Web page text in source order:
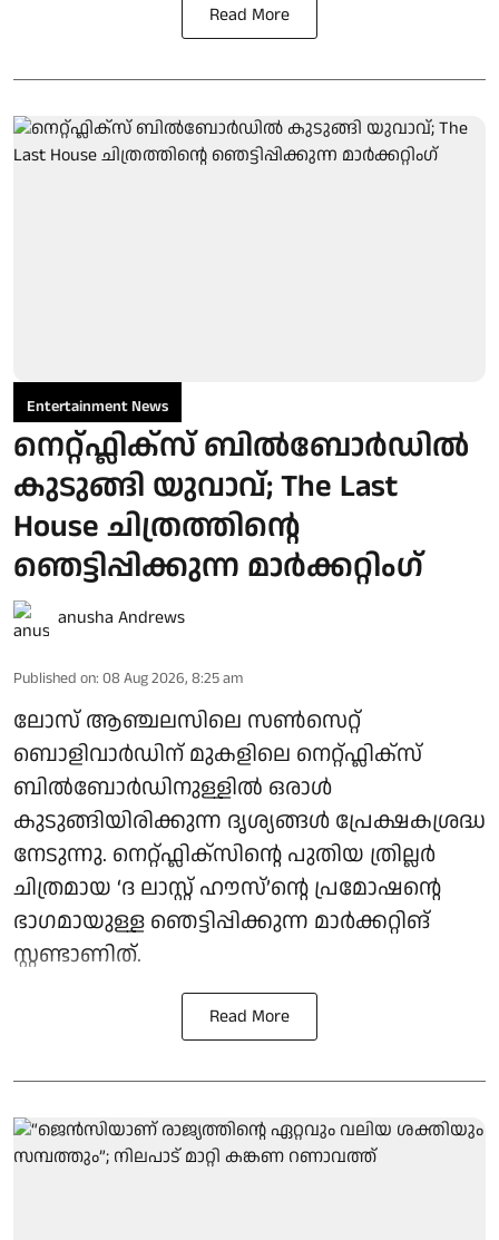
Read More
Entertainment News
നെറ്റ്ഫ്ലിക്സ് ബിൽബോർഡിൽ
കുടുങ്ങി യുവാവ്; The Last
House ചിത്രത്തിന്റെ
ഞെട്ടിപ്പിക്കുന്ന മാർക്കറ്റിം​ഗ്
anusha Andrews
Published on: 08 Aug 2026, 8:25 am
ലോസ് ആഞ്ചലസിലെ സൺസെറ്റ്
ബൊളിവാർഡിന് മുകളിലെ നെറ്റ്ഫ്ലിക്സ്
ബിൽബോർഡിനുള്ളിൽ ഒരാൾ
കുടുങ്ങിയിരിക്കുന്ന ദൃശ്യങ്ങൾ പ്രേക്ഷകശ്രദ്ധ
നേടുന്നു. നെറ്റ്ഫ്ലിക്സിന്റെ പുതിയ ത്രില്ലർ
ചിത്രമായ ‘ദ ലാസ്റ്റ് ഹൗസ്’ന്റെ പ്രമോഷന്റെ
ഭാഗമായുള്ള ഞെട്ടിപ്പിക്കുന്ന മാർക്കറ്റിങ്
സ്റ്റണ്ടാണിത്.
Read More